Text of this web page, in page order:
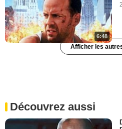
6:48
Afficher les
2:11
Découvrez aussi